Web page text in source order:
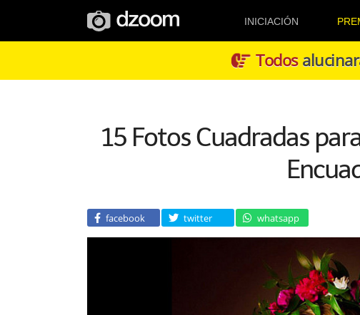
INICIACIÓN
Todos
15 Fotos Cuadradas
facebook twitter whatsapp